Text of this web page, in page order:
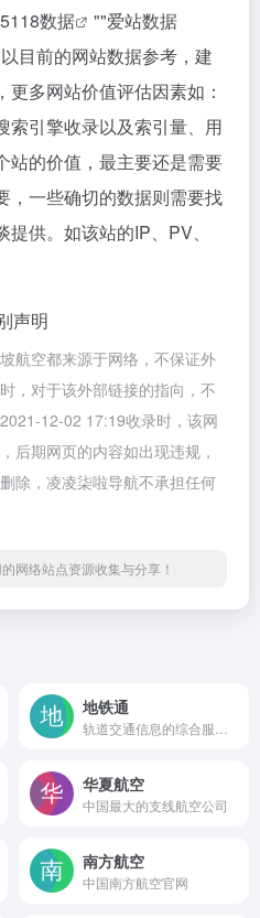
5118数据 ""爱站数据
目前的网站数据参考，建
多网站价值评估因素如：
索引擎收录以及索引量、用
站的价值，最主要还是需要
，一些确切的数据则需要找
供。如该站的IP、PV、
声明
航空都来源于网络，不保证外
，对于该外部链接的指向，不
12-02 17:19收录时，该网
后期网页的内容如出现违规，
除，凌凌柒啦导航不承担任何
网络站点资源收集与分享！
地铁通
华夏航空
中国最大的支线航空公司
南方航空
中国南方航空官网